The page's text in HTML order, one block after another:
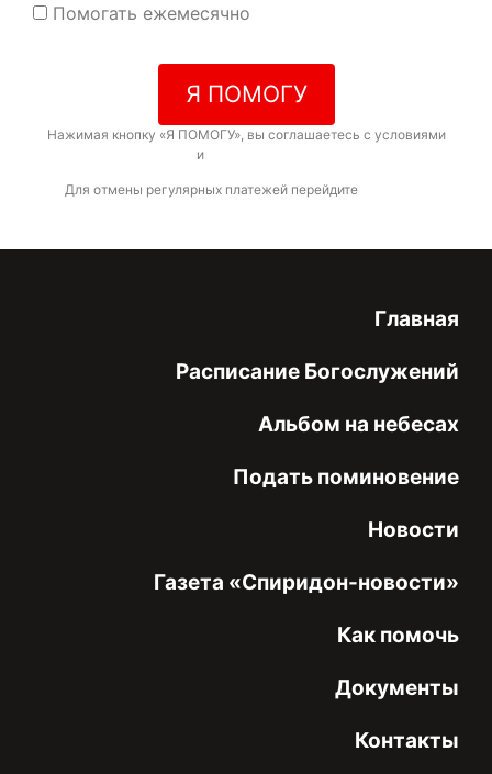
Помогать ежемесячно
Я ПОМОГУ
Нажимая кнопку «Я ПОМОГУ», вы соглашаетесь с условиями
и
Для отмены регулярных платежей перейдите
Главная
Расписание Богослужений
Альбом на небесах
Подать поминовение
Новости
Газета «Спиридон-новости»
Как помочь
Документы
Контакты